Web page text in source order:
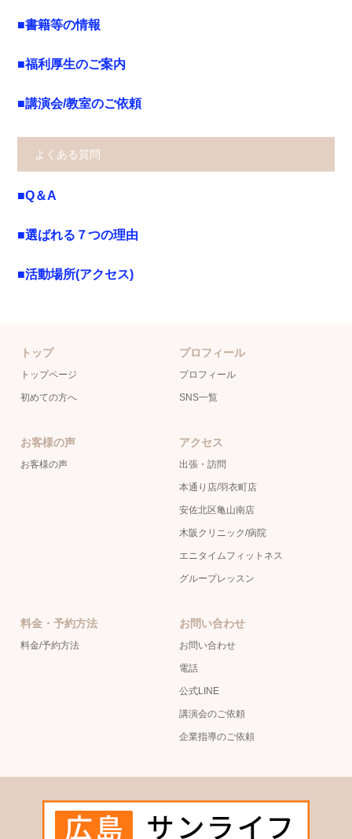
■書籍等の情報
■福利厚生のご案内
■講演会/教室のご依頼
よくある質問
■Q＆A
■選ばれる７つの理由
■活動場所(アクセス)
トップ
トップページ
初めての方へ
プロフィール
プロフィール
SNS一覧
お客様の声
お客様の声
アクセス
出張・訪問
本通り店/羽衣町店
安佐北区亀山南店
木阪クリニック/病院
エニタイムフィットネス
グループレッスン
料金・予約方法
料金/予約方法
お問い合わせ
お問い合わせ
電話
公式LINE
講演会のご依頼
企業指導のご依頼